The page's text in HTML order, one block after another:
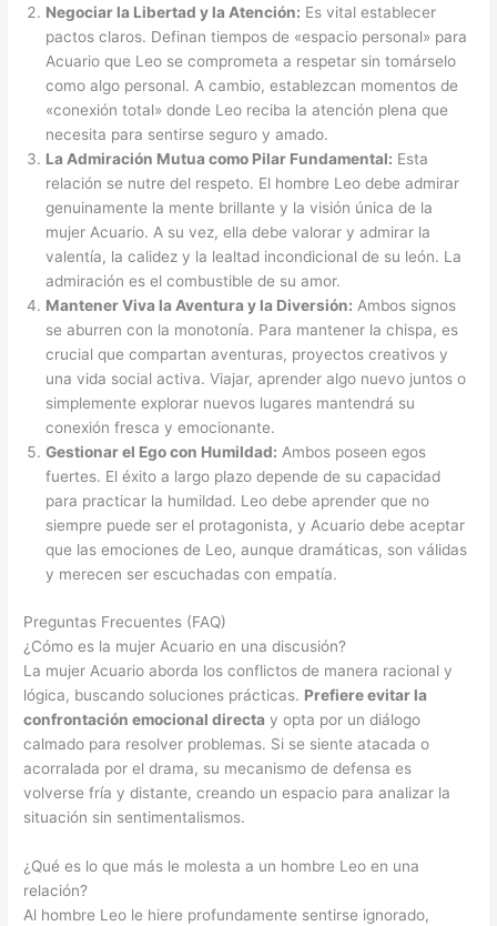
Negociar la Libertad y la Atención: Es vital establecer
pactos claros. Definan tiempos de «espacio personal» para
Acuario que Leo se comprometa a respetar sin tomárselo
como algo personal. A cambio, establezcan momentos de
«conexión total» donde Leo reciba la atención plena que
necesita para sentirse seguro y amado.
La Admiración Mutua como Pilar Fundamental: Esta
relación se nutre del respeto. El hombre Leo debe admirar
genuinamente la mente brillante y la visión única de la
mujer Acuario. A su vez, ella debe valorar y admirar la
valentía, la calidez y la lealtad incondicional de su león. La
admiración es el combustible de su amor.
Mantener Viva la Aventura y la Diversión: Ambos signos
se aburren con la monotonía. Para mantener la chispa, es
crucial que compartan aventuras, proyectos creativos y
una vida social activa. Viajar, aprender algo nuevo juntos o
simplemente explorar nuevos lugares mantendrá su
conexión fresca y emocionante.
Gestionar el Ego con Humildad: Ambos poseen egos
fuertes. El éxito a largo plazo depende de su capacidad
para practicar la humildad. Leo debe aprender que no
siempre puede ser el protagonista, y Acuario debe aceptar
que las emociones de Leo, aunque dramáticas, son válidas
y merecen ser escuchadas con empatía.
Preguntas Frecuentes (FAQ)
¿Cómo es la mujer Acuario en una discusión?
La mujer Acuario aborda los conflictos de manera racional y
lógica, buscando soluciones prácticas. Prefiere evitar la
confrontación emocional directa y opta por un diálogo
calmado para resolver problemas. Si se siente atacada o
acorralada por el drama, su mecanismo de defensa es
volverse fría y distante, creando un espacio para analizar la
situación sin sentimentalismos.
¿Qué es lo que más le molesta a un hombre Leo en una
relación?
Al hombre Leo le hiere profundamente sentirse ignorado,